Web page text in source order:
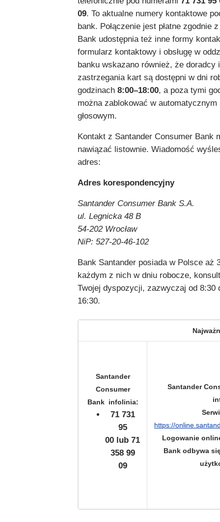
09. To aktualne numery kontaktowe
bank. Połączenie jest płatne zgodnie
Bank udostępnia też inne formy
formularz kontaktowy i obsługę w
banku wskazano również, że doradcy
zastrzegania kart są dostępni w dni
godzinach 8:00–18:00, a poza tymi
można zablokować w
głosowym.
Kontakt z Santander Consumer Bank
nawiązać listownie. Wiadomość
adres:
Adres korespondencyjny
Santander Consumer Bank S.A.
ul. Legnicka 48 B
54-202 Wrocław
NiP: 527-20-46-102
Bank Santander posiada w Polsce aż
każdym z nich w dniu robocze,
Twojej dyspozycji, zazwyczaj od 8:30
16:30.
Santander
Consumer
Bank infolinia:
71 731
95
00 lub 71
358 99
09
Santander
https://
Logowanie
Bank odbywa